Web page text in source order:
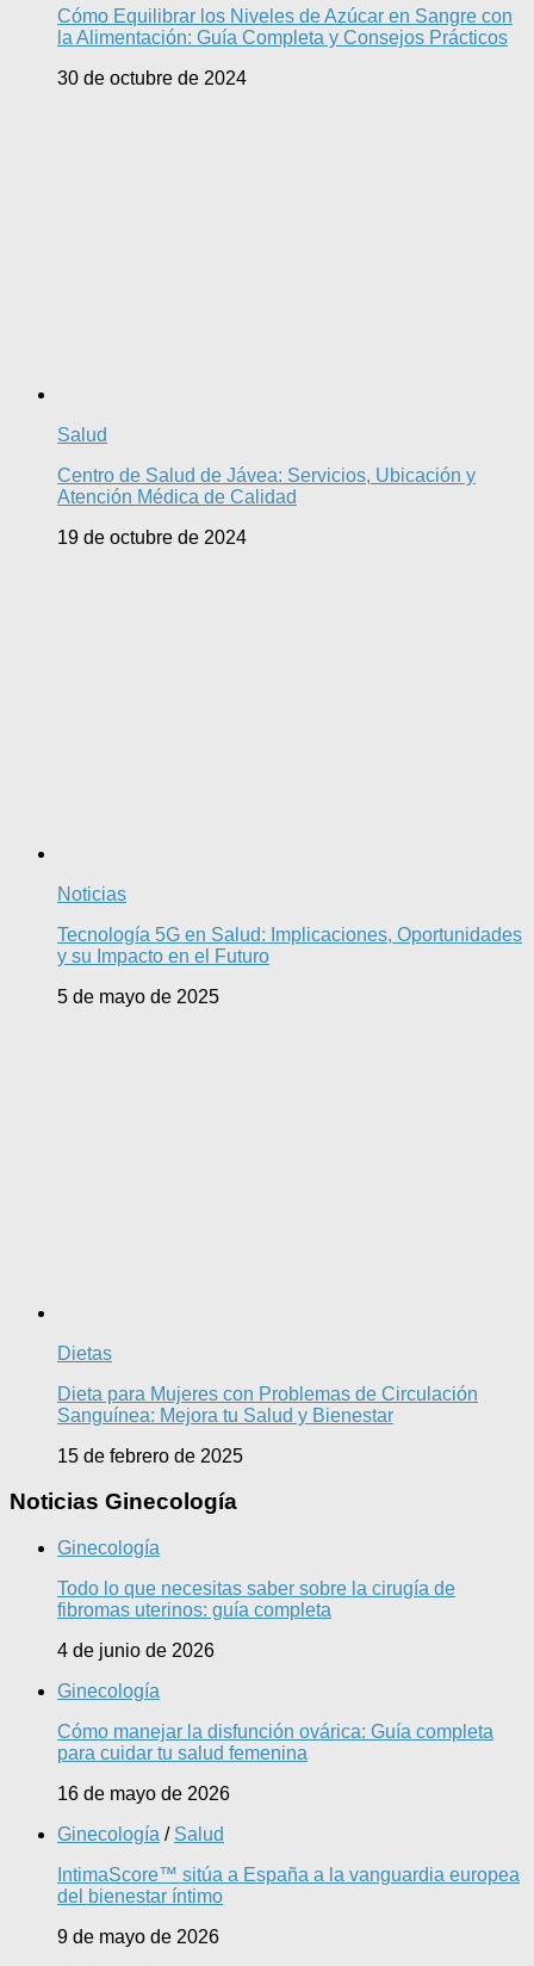
Cómo Equilibrar los Niveles de Azúcar en Sangre con
la Alimentación: Guía Completa y Consejos Prácticos
30 de octubre de 2024
Salud
Centro de Salud de Jávea: Servicios, Ubicación y
Atención Médica de Calidad
19 de octubre de 2024
Noticias
Tecnología 5G en Salud: Implicaciones, Oportunidades
y su Impacto en el Futuro
5 de mayo de 2025
Dietas
Dieta para Mujeres con Problemas de Circulación
Sanguínea: Mejora tu Salud y Bienestar
15 de febrero de 2025
Noticias Ginecología
Ginecología
Todo lo que necesitas saber sobre la cirugía de
fibromas uterinos: guía completa
4 de junio de 2026
Ginecología
Cómo manejar la disfunción ovárica: Guía completa
para cuidar tu salud femenina
16 de mayo de 2026
Ginecología / Salud
IntimaScore™ sitúa a España a la vanguardia europea
del bienestar íntimo
9 de mayo de 2026